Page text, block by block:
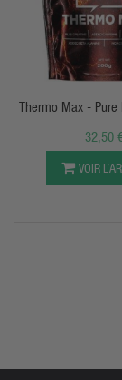
APERÇU
Thermo Max -
32,50
VOIR